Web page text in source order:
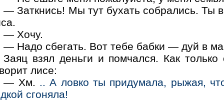
— Заткнись! Мы тут бухать собрались. Ты
— Хочу.
— Надо сбегать. Вот тебе бабки — дуй в
Заяц взял деньги и помчался. Как
лисе:
— Хм. .. А ловко ты придумала, рыжая,
сгоняла!